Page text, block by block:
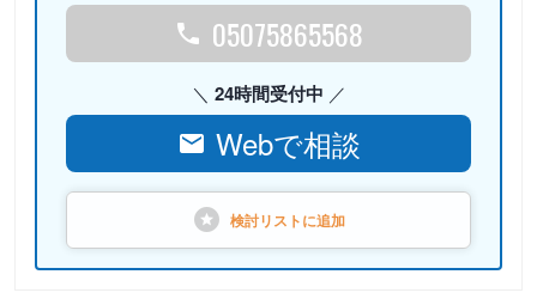
05075865568
24時間受付中
Webで相談
検討リストに追加